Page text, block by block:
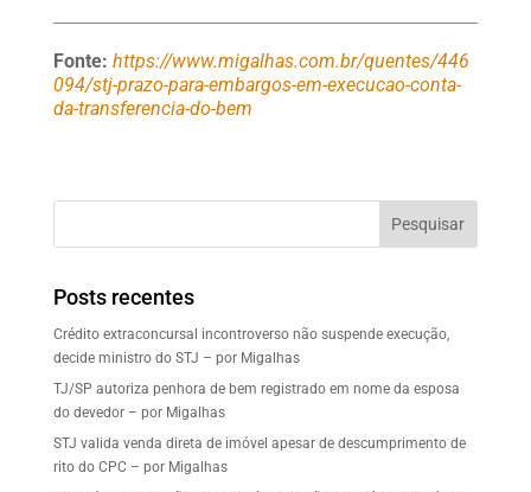
Fonte: https://www.migalhas.com.br/quentes/446
094/stj-prazo-para-embargos-em-execucao-conta-
da-transferencia-do-bem
Pesquisar
Posts recentes
Crédito extraconcursal incontroverso não suspende execução,
decide ministro do STJ – por Migalhas
TJ/SP autoriza penhora de bem registrado em nome da esposa
do devedor – por Migalhas
STJ valida venda direta de imóvel apesar de descumprimento de
rito do CPC – por Migalhas